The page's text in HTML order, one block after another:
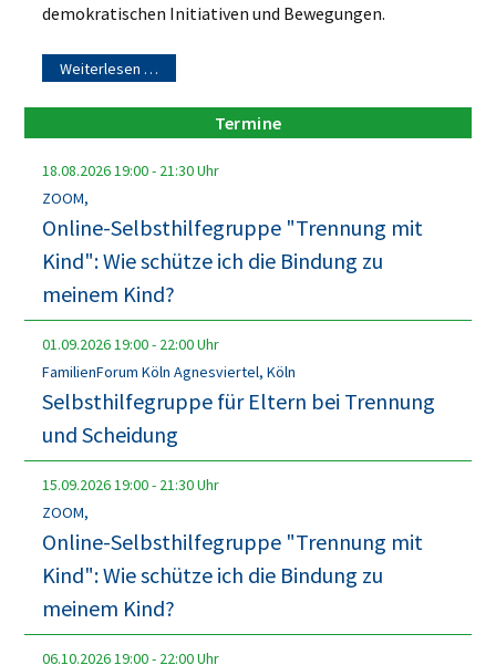
demokratischen Initiativen und Bewegungen.
Weiterlesen …
Termine
18.08.202619:00- 21:30Uhr
ZOOM,
Online-Selbsthilfegruppe "Trennung mit
Kind": Wie schütze ich die Bindung zu
meinem Kind?
01.09.202619:00- 22:00Uhr
FamilienForum Köln Agnesviertel, Köln
Selbsthilfegruppe für Eltern bei Trennung
und Scheidung
15.09.202619:00- 21:30Uhr
ZOOM,
Online-Selbsthilfegruppe "Trennung mit
Kind": Wie schütze ich die Bindung zu
meinem Kind?
06.10.202619:00- 22:00Uhr